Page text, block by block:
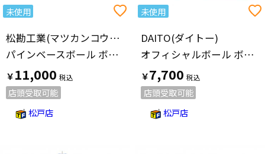
未使用
松勘工業(マツカンコウギョウ)
パインベースボール ボール 1箱(12球入)
￥11,000
店頭受取可能
松戸店
未使用
DAITO(ダイトー)
オフィシャルボール ボール 1箱(12球入)
￥7,700
店頭受取可能
松戸店